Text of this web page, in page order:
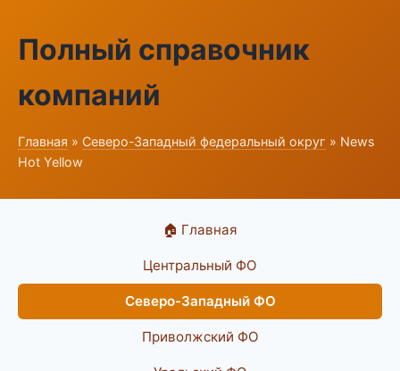
Полный справочник
компаний
Главная » Северо-Западный федеральный округ » News
Hot Yellow
🏠 Главная
Центральный ФО
Северо-Западный ФО
Приволжский ФО